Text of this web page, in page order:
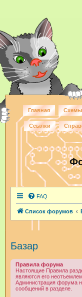
Главная Схемы
Ссылки
FAQ
Список форумов
Базар
Правила форума
Настоящие Правила
являются его
Администрация форума
сообщений в разделе.